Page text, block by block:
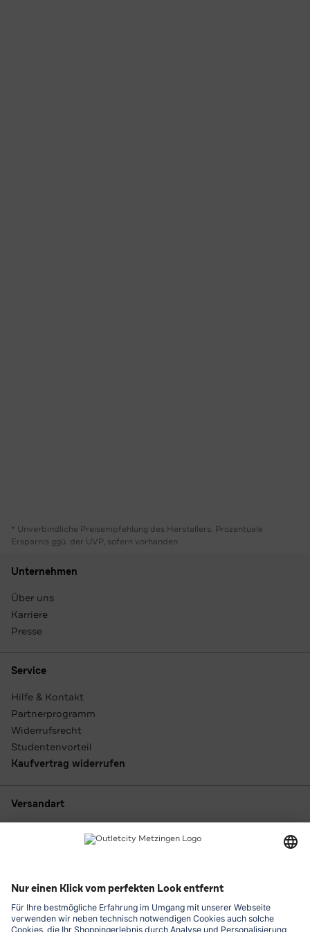
* Unverbindliche Preisempfehlung des Herstellers. Prozentuale
Ersparnis ggü. der UVP, sofern vorhanden
Unternehmen
Über uns
Karriere
Presse
Service
Hilfe & Kontakt
Partnerprogramm
Widerrufsrecht
Studentenvorteil
Kaufvertrag widerrufen
Versandart